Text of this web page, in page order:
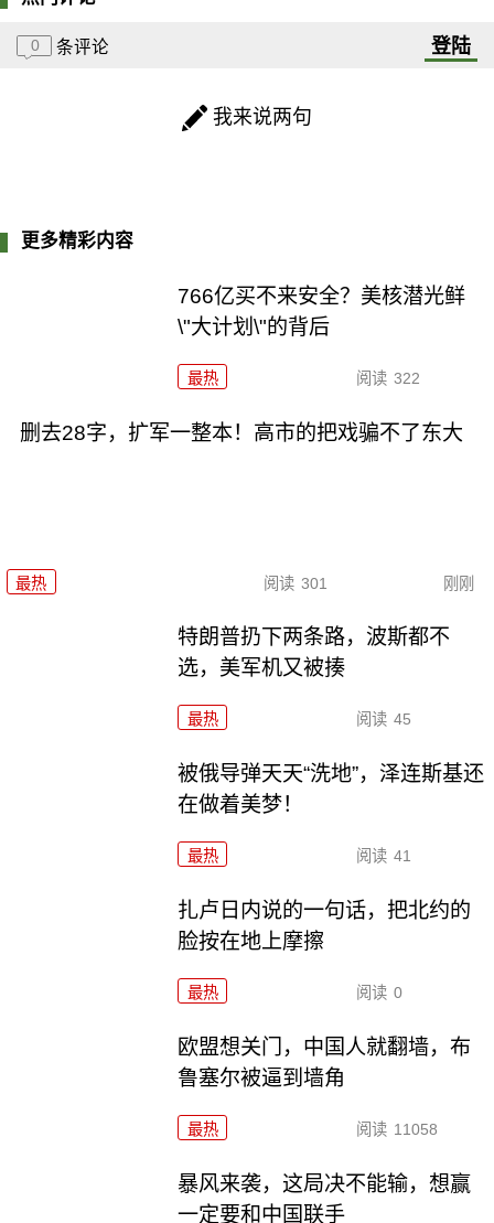
0 条评论 登陆
我来说两句
更多精彩内容
766亿买不来安全？美核潜光鲜
\"大计划\"的背后
最热 阅读 322
删去28字，扩军一整本！高市的把戏骗不了东大
最热 阅读 301 刚刚
特朗普扔下两条路，波斯都不
选，美军机又被揍
最热 阅读 45
被俄导弹天天“洗地”，泽连斯基还
在做着美梦！
最热 阅读 41
扎卢日内说的一句话，把北约的
脸按在地上摩擦
最热 阅读 0
欧盟想关门，中国人就翻墙，布
鲁塞尔被逼到墙角
最热 阅读 11058
暴风来袭，这局决不能输，想赢
一定要和中国联手